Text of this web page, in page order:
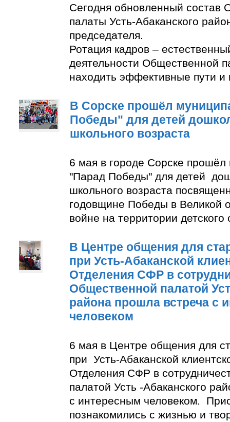
Сегодня обновленный состав
палаты Усть-Абаканского
председателя.
Ротация кадров –
деятельности Общественной
находить эффективные пути
В Сорске прошёл
Победы" для детей
школьного возраста
6 мая в городе Сорске
"Парад Победы" для детей
школьного возраста
годовщине Победы в Великой
войне на территории
В Центре общения для
при Усть-Абаканской
Отделения СФР в
Общественной палатой
района прошла встреча с
человеком
6 мая в Центре общения для
при Усть-Абаканской
Отделения СФР в
палатой Усть -Абаканского
с интересным человеком.
познакомились с жизнью и